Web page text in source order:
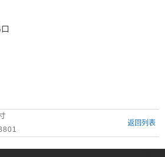
返回列表